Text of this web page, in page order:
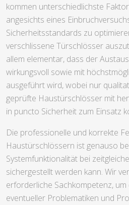
kommen unterschiedlichste
angesichts eines
Sicherheitsstandards zu
verschlissene Türschlösser
allem elementar, dass der
wirkungsvoll sowie mit
ausgeführt wird, wobei nur
geprüfte Haustürschlösser mit
in puncto Sicherheit zum Einsatz
Die professionelle und korrekte
Haustürschlössern ist genauso
Systemfunktionalität bei
sichergestellt werden kann. Wir
erforderliche Sachkompetenz, um
eventueller Problematiken und